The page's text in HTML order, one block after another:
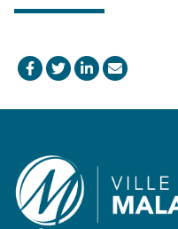
Facebook
TwitterLinkedIn
Courriel